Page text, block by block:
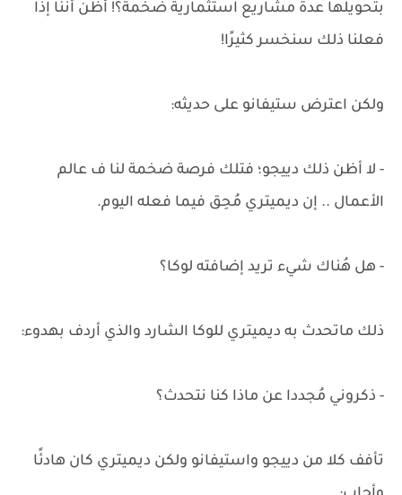
بتحويلها عدة مشاريع استثمارية ضخمة؟! أظن أننا إذا
فعلنا ذلك سنخسر كثيرًا!
ولكن اعترض ستيفانو على حديثه:
- لا أظن ذلك دييجو؛ فتلك فرصة ضخمة لنا ف عالم
الأعمال .. إن ديميتري مُحِق فيما فعله اليوم.
- هل هُناك شيء تريد إضافته لوكا؟
ذلك ماتحدث به ديميتري للوكا الشارد والذي أردف بهدوء:
- ذكروني مُجددا عن ماذا كنا نتحدث؟
تأفف كلا من دييجو واستيفانو ولكن ديميتري كان هادئًا